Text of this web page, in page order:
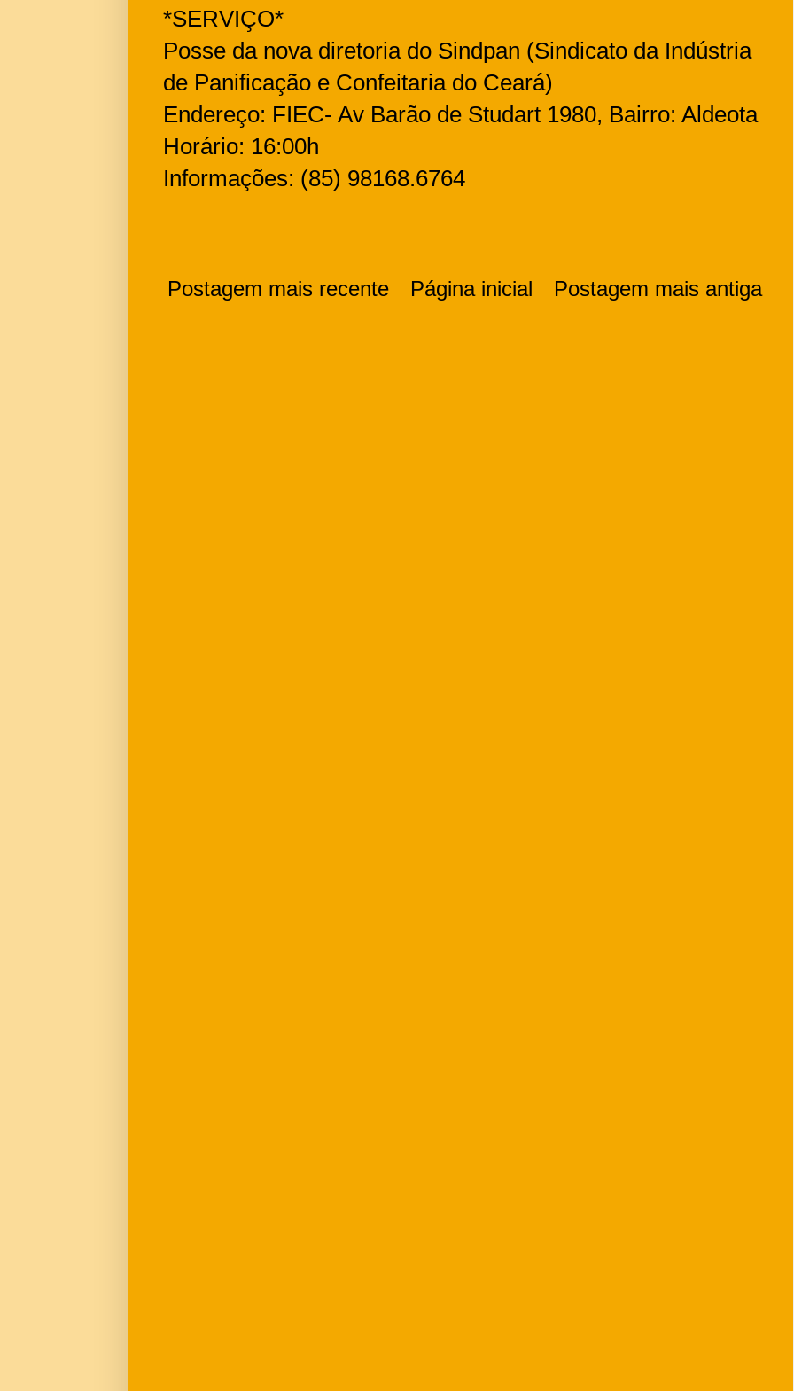
*SERVIÇO*
Posse da nova diretoria do Sindpan (Sindicato da Indústria
de Panificação e Confeitaria do Ceará)
Endereço: FIEC- Av Barão de Studart 1980, Bairro: Aldeota
Horário: 16:00h
Informações: (85) 98168.6764
Postagem mais recente Postagem mais antiga
Página inicial